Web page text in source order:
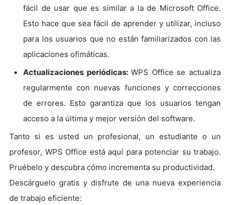
fácil de usar que es similar a la de Microsoft Office.
Esto hace que sea fácil de aprender y utilizar, incluso
para los usuarios que no están familiarizados con las
aplicaciones ofimáticas.
Actualizaciones periódicas:WPS Office se actualiza
regularmente con nuevas funciones y correcciones
de errores. Esto garantiza que los usuarios tengan
acceso a la última y mejor versión del software.
Tanto si es usted un profesional, un estudiante o un
profesor, WPS Office está aquí para potenciar su trabajo.
Pruébelo y descubra cómo incrementa su productividad.
Descárguelo gratis y disfrute de una nueva experiencia
de trabajo eficiente: